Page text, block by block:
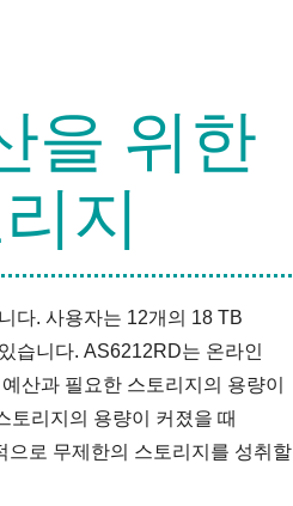
을 위한
지
다. 사용자는 12개의 18 TB
습니다. AS6212RD는 온라인
산과 필요한 스토리지의 용량이
토리지의 용량이 커졌을 때
로 무제한의 스토리지를 성취할